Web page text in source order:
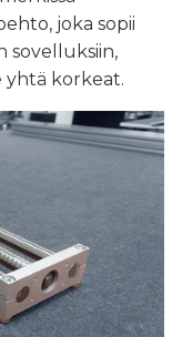
joka sopii
sovelluksiin,
yhtä korkeat.